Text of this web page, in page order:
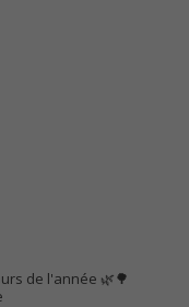
de l'année 🌿🌳